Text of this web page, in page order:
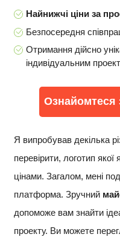
Найнижчі ціни за
Безпосередня
Отримання дійсно
індивідуальним
Ознайомтеся
Я випробував декілька
перевірити, логотип
цінами. Загалом, мені
платформа. Зручний
допоможе вам знайти
проекту. Ви можете